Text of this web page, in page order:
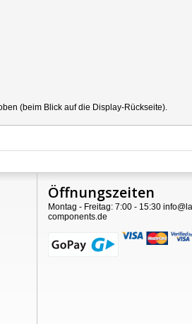
(beim Blick auf die Display-Rückseite).
Öffnungszeiten
Montag - Freitag: 7:00 - 15:30
components.de